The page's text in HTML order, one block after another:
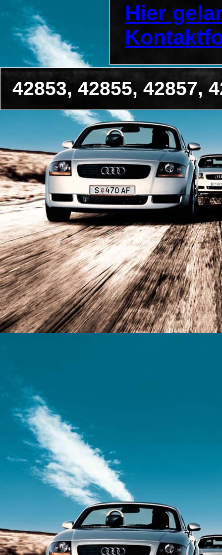
Hier
42853, 42855, 42857,